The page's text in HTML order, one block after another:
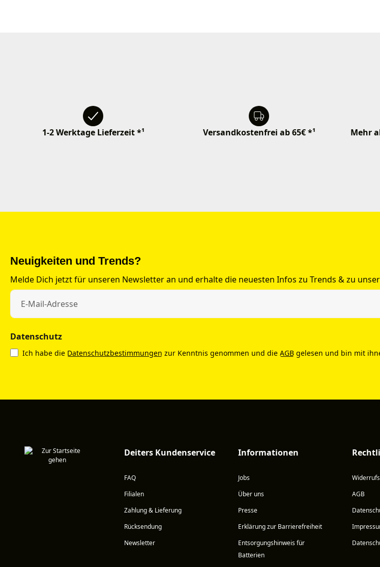
1-2 Werktage Lieferzeit *¹ Versandkostenfrei ab 65€ *¹ Mehr
Neuigkeiten und Trends?
Melde Dich jetzt für unseren Newsletter an und erhalte die neuesten Infos zu Trends & zu
Datenschutz
Ich habe die Datenschutzbestimmungen zur Kenntnis genommen und die AGB gelesen und bin mit
Deiters Kundenservice
FAQ
Filialen
Zahlung & Lieferung
Rücksendung
Newsletter
Informationen
Jobs
Über uns
Presse
Erklärung zur Barrierefreiheit
Entsorgungshinweis für
Batterien
AGB